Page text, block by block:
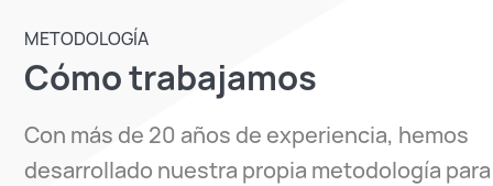
METODOLOGÍA
Cómo trabajamos
Con más de 20 años de experiencia, hemos
desarrollado nuestra propia metodología para